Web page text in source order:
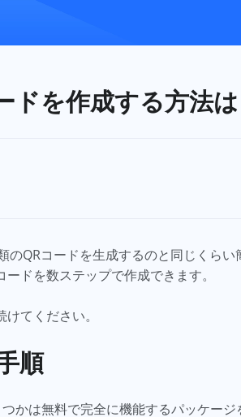
を作成する方法は
のQRコードを生成するのと同じくらい
ドを数ステップで作成できます。
てください。
順
かは無料で完全に機能するパッケー